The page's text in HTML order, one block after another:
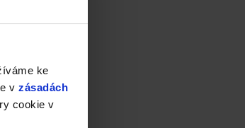
ke
v zásadách
cookie v